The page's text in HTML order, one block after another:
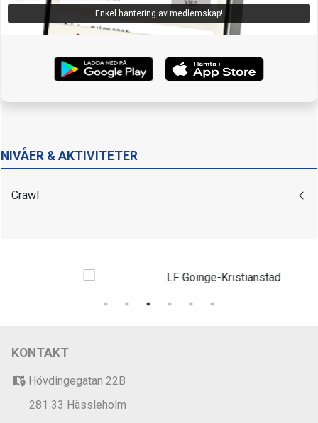
Enkel hantering av medlemskap!
NIVÅER & AKTIVITETER
Crawl
KONTAKT
Hövdingegatan 22B
281 33 Hässleholm